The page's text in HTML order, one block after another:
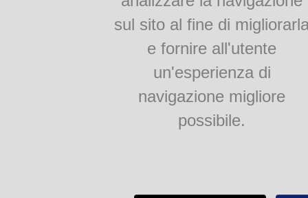
sul sito al fine di
e fornire all'utente
un'esperienza di
navigazione migliore
possibile.